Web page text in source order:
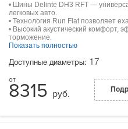
• Шины Delinte DH3 RFT —
легковых авто.
• Технология Run Flat позволяет
• Высокий акустический комфорт,
торможение.
Показать полностью
Доступные диаметры: 17
8315 руб.